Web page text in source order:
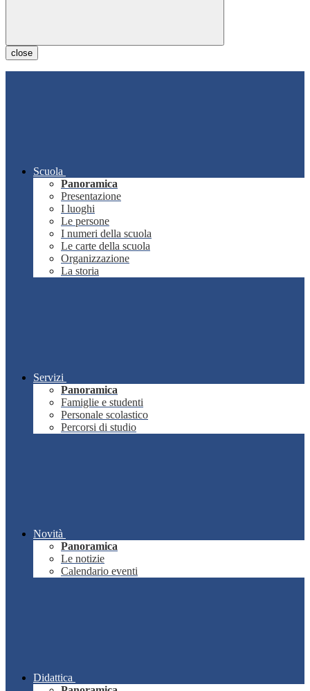
close
Scuola
Panoramica
Presentazione
I luoghi
Le persone
I numeri della scuola
Le carte della scuola
Organizzazione
La storia
Servizi
Panoramica
Famiglie e studenti
Personale scolastico
Percorsi di studio
Novità
Panoramica
Le notizie
Calendario eventi
Didattica